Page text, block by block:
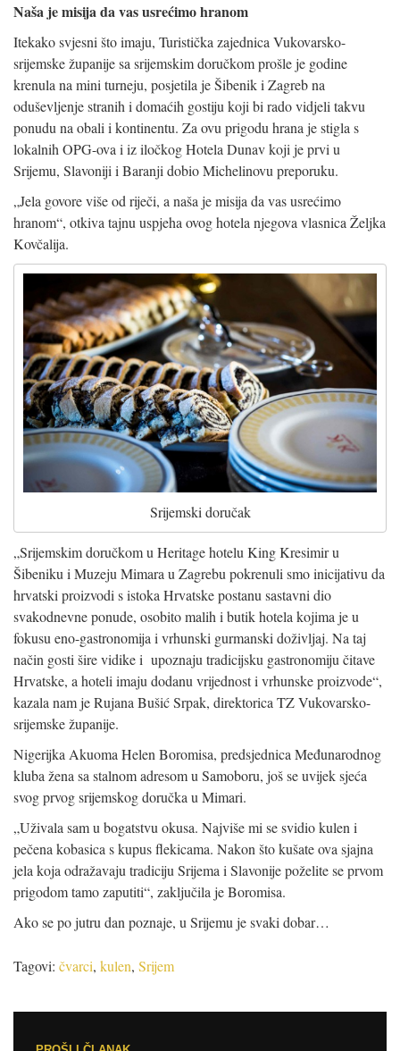
Naša je misija da vas usrećimo hranom
Itekako svjesni što imaju, Turistička zajednica Vukovarsko-
srijemske županije sa srijemskim doručkom prošle je godine
krenula na mini turneju, posjetila je Šibenik i Zagreb na
oduševljenje stranih i domaćih gostiju koji bi rado vidjeli takvu
ponudu na obali i kontinentu. Za ovu prigodu hrana je stigla s
lokalnih OPG-ova i iz iločkog Hotela Dunav koji je prvi u
Srijemu, Slavoniji i Baranji dobio Michelinovu preporuku.
„Jela govore više od riječi, a naša je misija da vas usrećimo
hranom“, otkiva tajnu uspjeha ovog hotela njegova vlasnica Željka
Kovčalija.
Srijemski doručak
„Srijemskim doručkom u Heritage hotelu King Kresimir u
Šibeniku i Muzeju Mimara u Zagrebu pokrenuli smo inicijativu da
hrvatski proizvodi s istoka Hrvatske postanu sastavni dio
svakodnevne ponude, osobito malih i butik hotela kojima je u
fokusu eno-gastronomija i vrhunski gurmanski doživljaj. Na taj
način gosti šire vidike i upoznaju tradicijsku gastronomiju čitave
Hrvatske, a hoteli imaju dodanu vrijednost i vrhunske proizvode“,
kazala nam je Rujana Bušić Srpak, direktorica TZ Vukovarsko-
srijemske županije.
Nigerijka Akuoma Helen Boromisa, predsjednica Međunarodnog
kluba žena sa stalnom adresom u Samoboru, još se uvijek sjeća
svog prvog srijemskog doručka u Mimari.
„Uživala sam u bogatstvu okusa. Najviše mi se svidio kulen i
pečena kobasica s kupus flekicama. Nakon što kušate ova sjajna
jela koja odražavaju tradiciju Srijema i Slavonije poželite se prvom
prigodom tamo zaputiti“, zaključila je Boromisa.
Ako se po jutru dan poznaje, u Srijemu je svaki dobar…
Tagovi: čvarci, kulen, Srijem